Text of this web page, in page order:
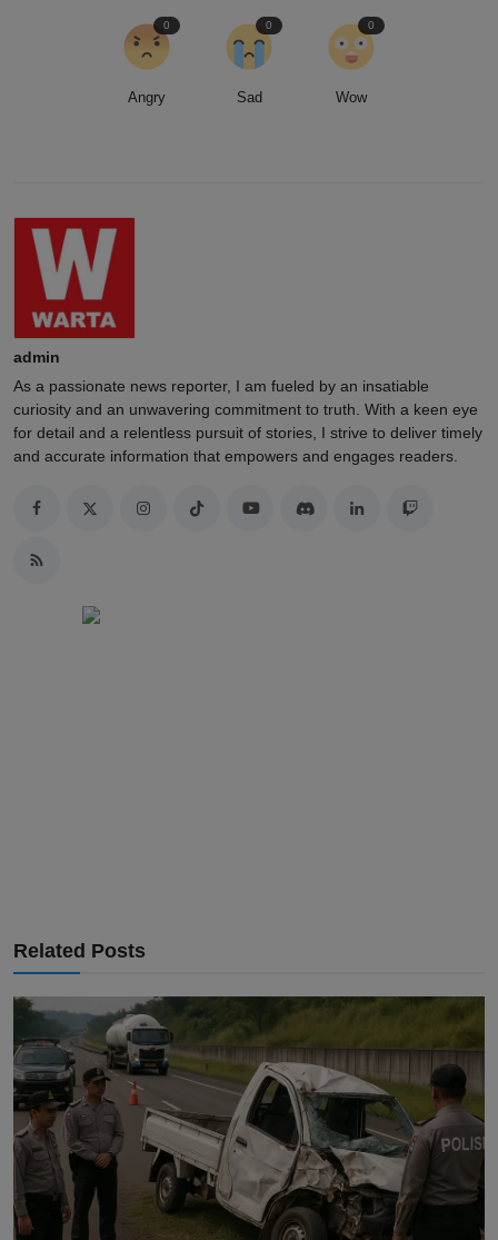
Angry
0
Sad
0
Wow
0
admin
As a passionate news reporter, I am fueled by an insatiable
curiosity and an unwavering commitment to truth. With a keen eye
for detail and a relentless pursuit of stories, I strive to deliver timely
and accurate information that empowers and engages readers.
Related Posts